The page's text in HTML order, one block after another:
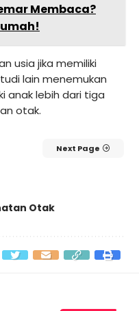
Membaca?
usia jika memiliki
lain menemukan
anak lebih dari tiga
otak.
Next Page
Otak